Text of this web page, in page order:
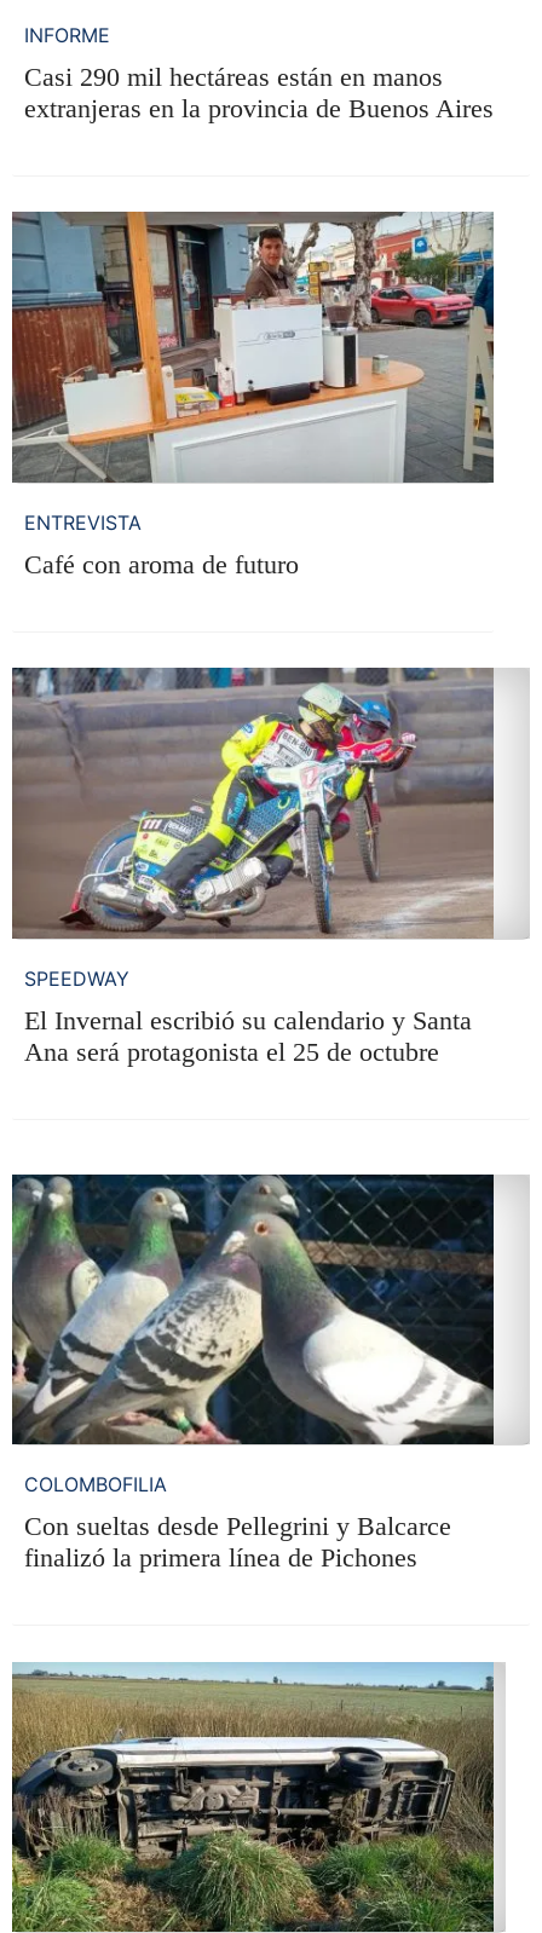
INFORME
Casi 290 mil hectáreas están en manos
extranjeras en la provincia de Buenos Aires
ENTREVISTA
Café con aroma de futuro
SPEEDWAY
El Invernal escribió su calendario y Santa
Ana será protagonista el 25 de octubre
COLOMBOFILIA
Con sueltas desde Pellegrini y Balcarce
finalizó la primera línea de Pichones